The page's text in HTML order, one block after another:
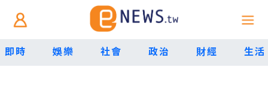
即時 娛樂 社會 政治 財經 生活